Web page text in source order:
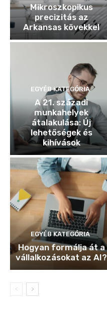
Mikroszkopikus
precizitás az
Arkansas kövekkel
EGYÉB KATEGÓRIA
A 21. századi
munkahelyek
átalakulása: Új
lehetőségek és
kihívások
EGYÉB KATEGÓRIA
Hogyan formálja át a
vállalkozásokat az AI?